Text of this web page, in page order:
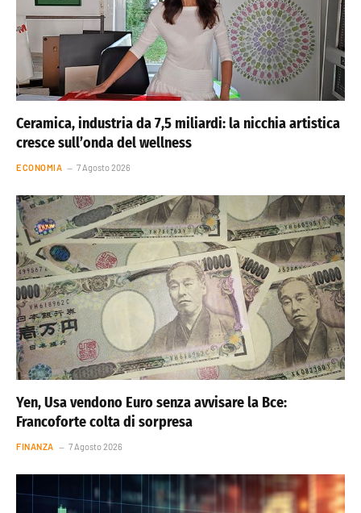
Ceramica, industria da 7,5 miliardi: la nicchia artistica
cresce sull’onda del wellness
ECONOMIA 7 Agosto 2026
Yen, Usa vendono Euro senza avvisare la Bce:
Francoforte colta di sorpresa
FINANZA 7 Agosto 2026